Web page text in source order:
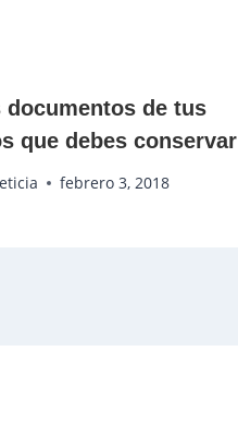
documentos de tus
que debes conservar
febrero 3, 2018